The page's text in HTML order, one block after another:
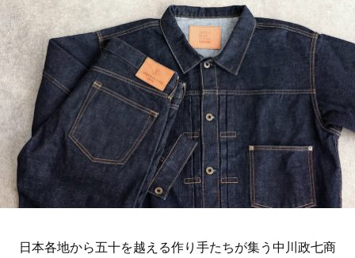
日本各地から五十を越える作り手たちが集う中川政七商